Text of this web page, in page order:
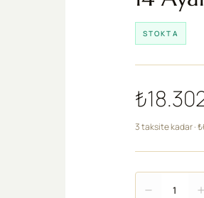
STOKTA
3 taksite kadar ·
1